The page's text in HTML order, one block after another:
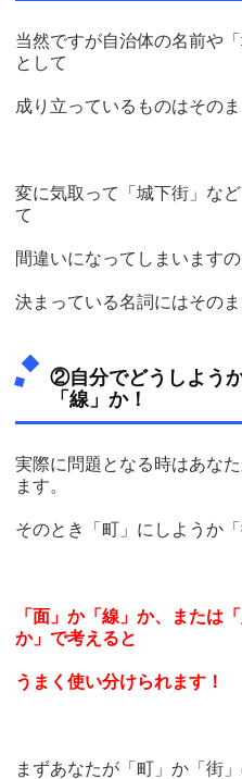
当然ですが自治体の名前や
として
成り立っているものはそのま
変に気取って「城下街」な
て
間違いになってしまいます
決まっている名詞にはその
②自分でどうしよう
「線」か！
実際に問題となる時はあな
ます。
そのとき「町」にしようか
「面」か「線」か、または
か」で考えると
うまく使い分けられます！
まずあなたが「町」か「街